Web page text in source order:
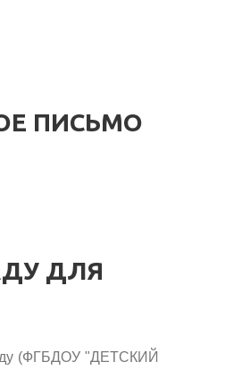
ПИСЬМО
ДЛЯ
(ФГБДОУ "ДЕТСКИЙ